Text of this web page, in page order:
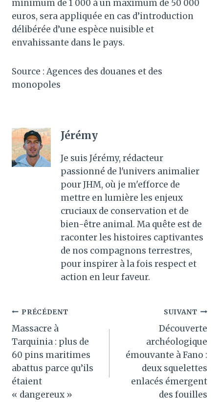
minimum de 1 000 à un maximum de 50 000
euros, sera appliquée en cas d’introduction
délibérée d’une espèce nuisible et
envahissante dans le pays.
Source : Agences des douanes et des
monopoles
Jérémy
Je suis Jérémy, rédacteur
passionné de l'univers animalier
pour JHM, où je m'efforce de
mettre en lumière les enjeux
cruciaux de conservation et de
bien-être animal. Ma quête est de
raconter les histoires captivantes
de nos compagnons terrestres,
pour inspirer à la fois respect et
action en leur faveur.
Navigation
de
l’article
PRÉCÉDENT
Massacre à
Tarquinia : plus de
60 pins maritimes
abattus parce qu’ils
étaient
« dangereux »
SUIVANT
Découverte
archéologique
émouvante à Fano :
deux squelettes
enlacés émergent
des fouilles